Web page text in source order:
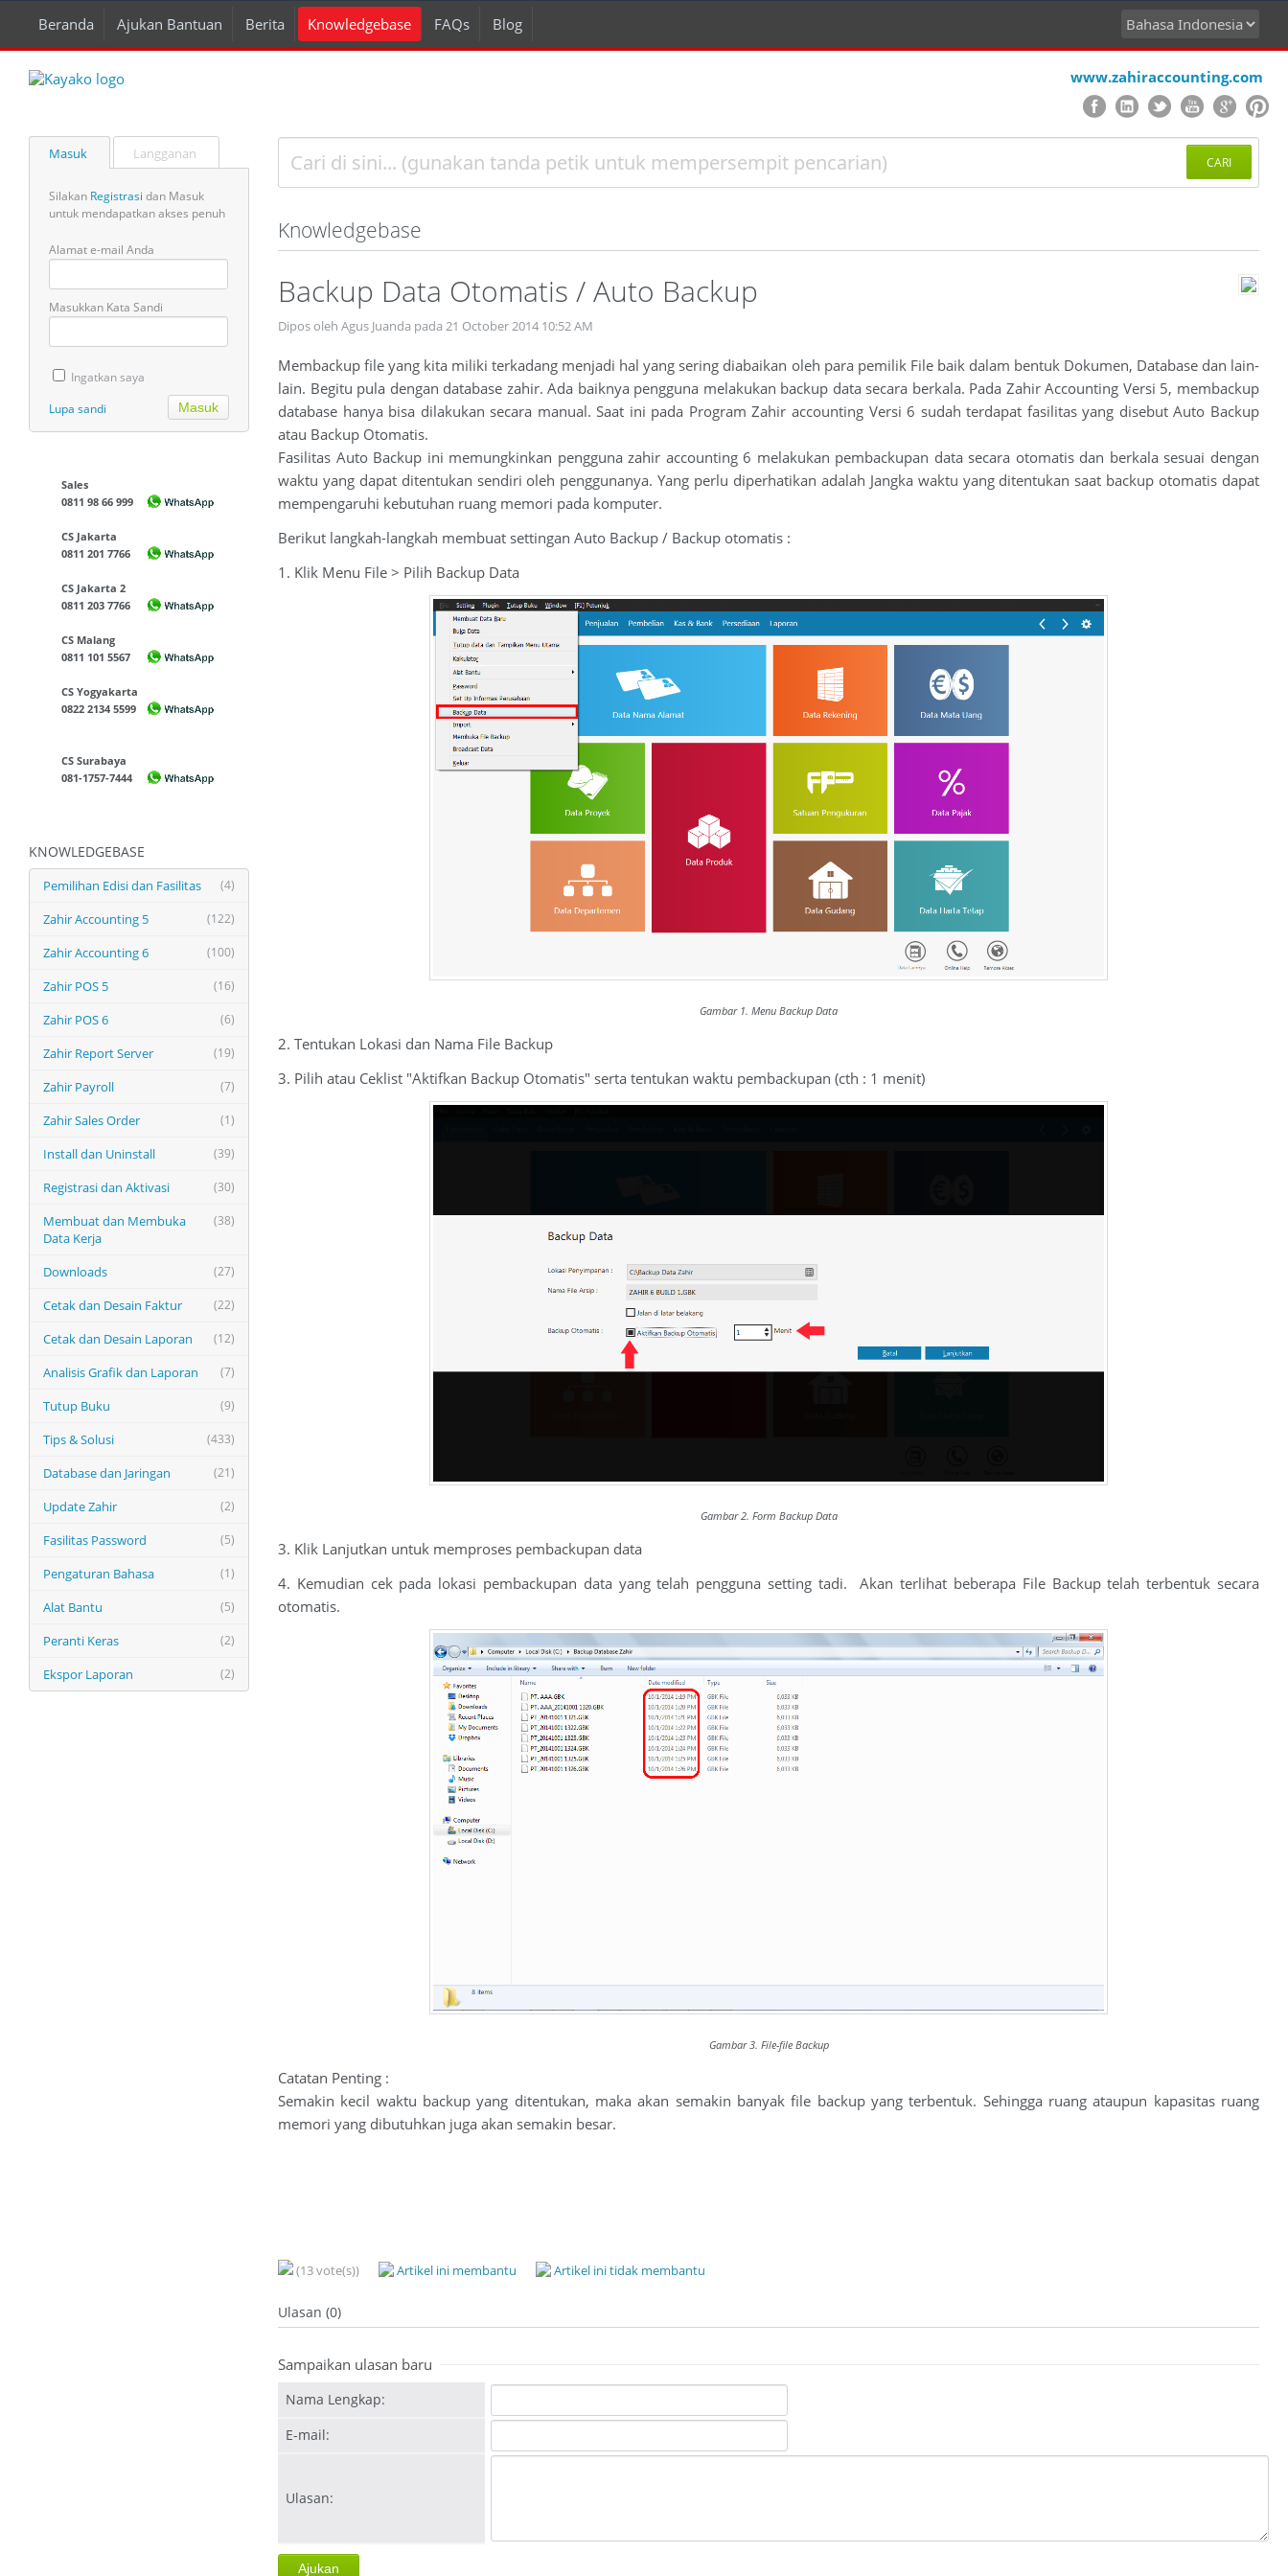
Beranda Ajukan Bantuan Berita Knowledgebase FAQs Blog
www.zahiraccounting.com
Masuk Langganan
Silakan Registrasi dan Masuk
untuk mendapatkan akses penuh
Alamat e-mail Anda
Masukkan Kata Sandi
Ingatkan saya
Lupa sandi
Sales
0811 98 66 999
CS Jakarta
0811 201 7766
CS Jakarta 2
0811 203 7766
CS Malang
0811 101 5567
CS Yogyakarta
0822 2134 5599
CS Surabaya
081-1757-7444
KNOWLEDGEBASE
(4)
Pemilihan Edisi dan Fasilitas
(122)
Zahir Accounting 5
(100)
Zahir Accounting 6
(16)
Zahir POS 5
(6)
Zahir POS 6
(19)
Zahir Report Server
(7)
Zahir Payroll
(1)
Zahir Sales Order
(39)
Install dan Uninstall
(30)
Registrasi dan Aktivasi
(38)
Membuat dan Membuka
Data Kerja
(27)
Downloads
(22)
Cetak dan Desain Faktur
(12)
Cetak dan Desain Laporan
(7)
Analisis Grafik dan Laporan
(9)
Tutup Buku
(433)
Tips & Solusi
(21)
Database dan Jaringan
(2)
Update Zahir
(5)
Fasilitas Password
(1)
Pengaturan Bahasa
(5)
Alat Bantu
(2)
Peranti Keras
(2)
Ekspor Laporan
CARI
Knowledgebase
Backup Data Otomatis / Auto Backup
Dipos oleh Agus Juanda pada 21 October 2014 10:52 AM
Membackup file yang kita miliki terkadang menjadi hal yang sering diabaikan oleh para pemilik File baik dalam bentuk Dokumen, Database dan lain-
lain. Begitu pula dengan database zahir. Ada baiknya pengguna melakukan backup data secara berkala. Pada Zahir Accounting Versi 5, membackup
database hanya bisa dilakukan secara manual. Saat ini pada Program Zahir accounting Versi 6 sudah terdapat fasilitas yang disebut Auto Backup
atau Backup Otomatis.
Fasilitas Auto Backup ini memungkinkan pengguna zahir accounting 6 melakukan pembackupan data secara otomatis dan berkala sesuai dengan
waktu yang dapat ditentukan sendiri oleh penggunanya. Yang perlu diperhatikan adalah Jangka waktu yang ditentukan saat backup otomatis dapat
mempengaruhi kebutuhan ruang memori pada komputer.
Berikut langkah-langkah membuat settingan Auto Backup / Backup otomatis :
1. Klik Menu File > Pilih Backup Data
Gambar 1. Menu Backup Data
2. Tentukan Lokasi dan Nama File Backup
3. Pilih atau Ceklist "Aktifkan Backup Otomatis" serta tentukan waktu pembackupan (cth : 1 menit)
Gambar 2. Form Backup Data
3. Klik Lanjutkan untuk memproses pembackupan data
4. Kemudian cek pada lokasi pembackupan data yang telah pengguna setting tadi. Akan terlihat beberapa File Backup telah terbentuk secara
otomatis.
Gambar 3. File-file Backup
Catatan Penting :
Semakin kecil waktu backup yang ditentukan, maka akan semakin banyak file backup yang terbentuk. Sehingga ruang ataupun kapasitas ruang
memori yang dibutuhkan juga akan semakin besar.
(13 vote(s)) Artikel ini membantu Artikel ini tidak membantu
Ulasan (0)
Sampaikan ulasan baru
Nama Lengkap:
E-mail:
Ulasan: